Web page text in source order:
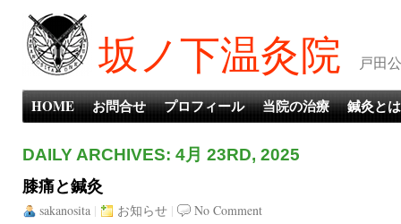
坂ノ下温灸院 戸田
HOME お問合せ プロフィール 当院の治療 鍼灸とは
DAILY ARCHIVES: 4月 23RD, 2025
膝痛と鍼灸
sakanosita | お知らせ |
No Comment